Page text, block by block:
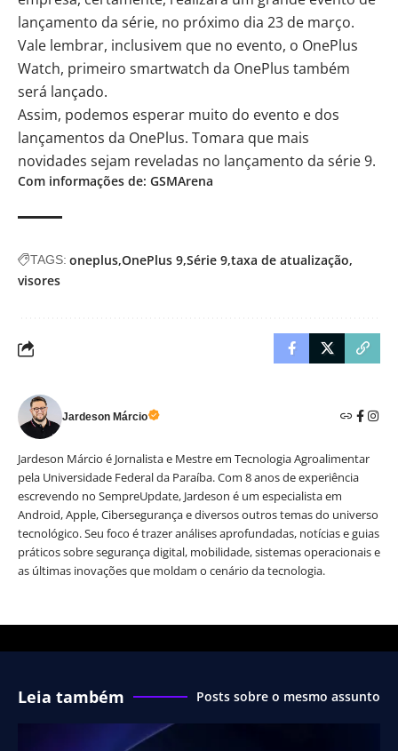
lançamento da série, no próximo dia 23 de março.
Vale lembrar, inclusivem que no evento, o OnePlus
Watch, primeiro smartwatch da OnePlus também
será lançado.
Assim, podemos esperar muito do evento e dos
lançamentos da OnePlus. Tomara que mais
novidades sejam reveladas no lançamento da série 9.
Com informações de: GSMArena
TAGS: oneplus OnePlus 9 Série 9 taxa de atualização
visores
Jardeson Márcio
Jardeson Márcio é Jornalista e Mestre em Tecnologia Agroalimentar
pela Universidade Federal da Paraíba. Com 8 anos de experiência
escrevendo no SempreUpdate, Jardeson é um especialista em
Android, Apple, Cibersegurança e diversos outros temas do universo
tecnológico. Seu foco é trazer análises aprofundadas, notícias e guias
práticos sobre segurança digital, mobilidade, sistemas operacionais e
as últimas inovações que moldam o cenário da tecnologia.
Leia também Posts sobre o mesmo assunto